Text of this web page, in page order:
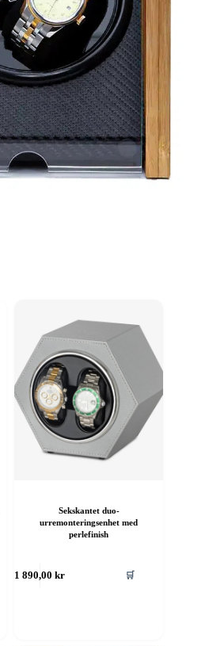
Sekskantet duo-
urremonteringsenhet med
perlefinish
1 890,00kr 🛒